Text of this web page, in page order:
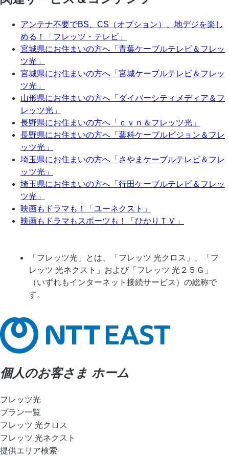
アンテナ不要でBS、CS（オプション）、地デジを楽し
める！「フレッツ・テレビ」
宮城県にお住まいの方へ「青葉ケーブルテレビ＆フレッ
ツ光」
宮城県にお住まいの方へ「宮城ケーブルテレビ＆フレッ
ツ光」
山形県にお住まいの方へ「ダイバーシティメディア＆フ
レッツ光」
長野県にお住まいの方へ「ｃｖｎ＆フレッツ光」
長野県にお住まいの方へ「蓼科ケーブルビジョン＆フレ
ッツ光」
埼玉県にお住まいの方へ「さやまケーブルテレビ＆フレ
ッツ光」
埼玉県にお住まいの方へ「行田ケーブルテレビ＆フレッ
ツ光」
映画もドラマも！「ユーネクスト」
映画もドラマもスポーツも！「ひかりＴＶ」
「フレッツ光」とは、「フレッツ 光クロス」、「フ
レッツ 光ネクスト」および「フレッツ 光２５Ｇ」
（いずれもインターネット接続サービス）の総称で
す。
個人のお客さま ホーム
フレッツ光
プラン一覧
フレッツ 光クロス
フレッツ 光ネクスト
提供エリア検索